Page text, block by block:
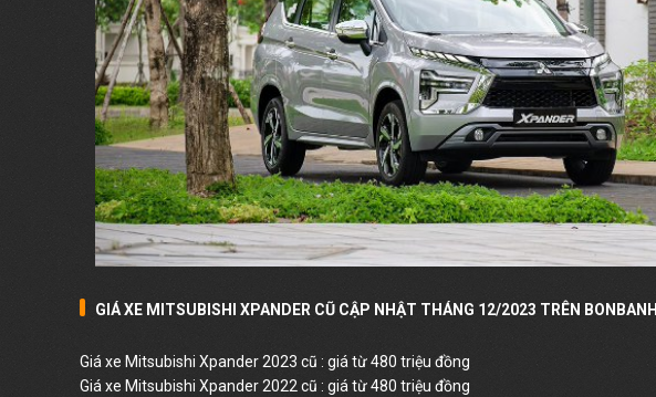
GIÁ XE MITSUBISHI XPANDER CŨ CẬP NHẬT THÁNG 12/2023 TRÊN BONBANH
Giá xe Mitsubishi Xpander 2023 cũ : giá từ 480 triệu đồng
Giá xe Mitsubishi Xpander 2022 cũ : giá từ 480 triệu đồng